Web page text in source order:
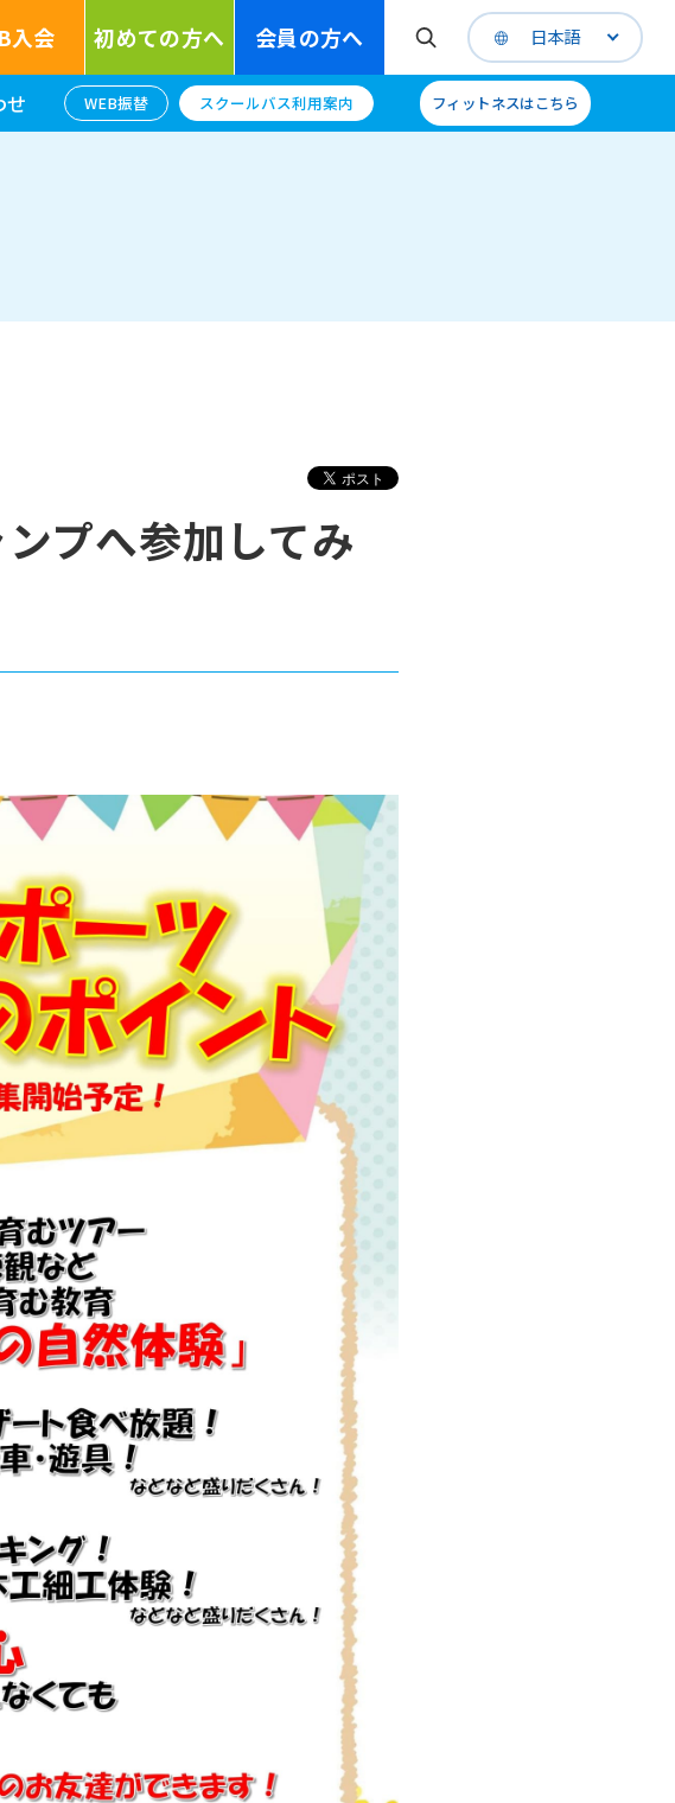
入会 初めての方へ 会員の方へ 日本語
せ WEB振替 スクールバス利用案内 フィットネスはこちら
プへ参加してみ